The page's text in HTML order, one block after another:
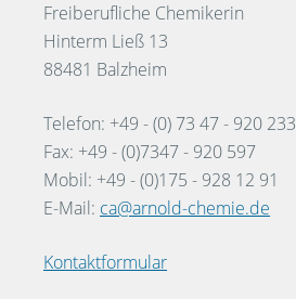
Freiberufliche Chemikerin
Hinterm Ließ 13
88481 Balzheim
Telefon: +49 - (0) 73 47 - 920 233
Fax: +49 - (0)7347 - 920 597
Mobil: +49 - (0)175 - 928 12 91
E-Mail: ca@arnold-chemie.de
Kontaktformular